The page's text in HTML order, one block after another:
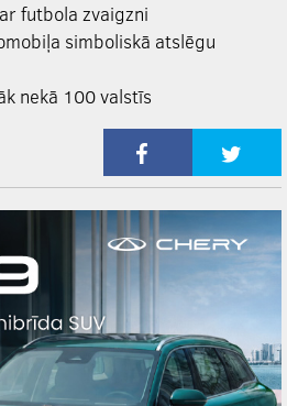
futbola zvaigzni
simboliskā atslēgu
nekā 100 valstīs